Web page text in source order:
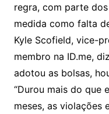
regra, com parte
medida como falta
Kyle Scofield, vice-
membro na ID.me,
adotou as bolsas,
“Durou mais do que
meses, as violações